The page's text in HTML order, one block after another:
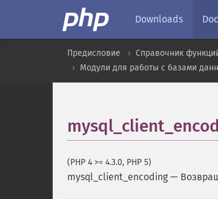
Downloads
Предисловие Справочник
Модули для работы с базами
(PHP 4 >= 4.3.0, PHP 5)
mysql_client_encoding —